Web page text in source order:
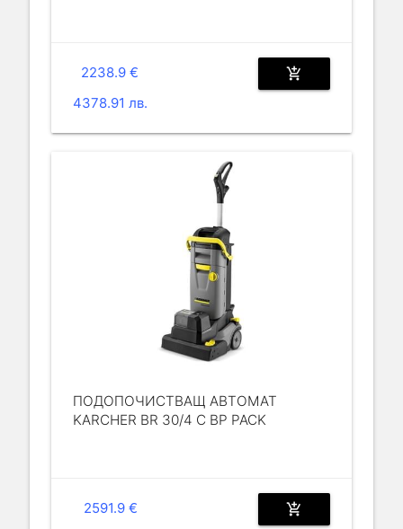
2238.9 €
4378.91 лв.
add_shopping_cart
ПОДОПОЧИСТВАЩ АВТОМАТ
KARCHER BR 30/4 C BP PACK
2591.9 €
add_shopping_cart